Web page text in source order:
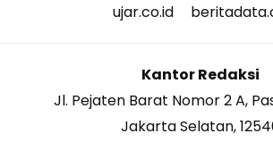
ujar.co.id
Kantor Redaksi
Jl. Pejaten Barat Nomor 2 A,
Jakarta Selatan,